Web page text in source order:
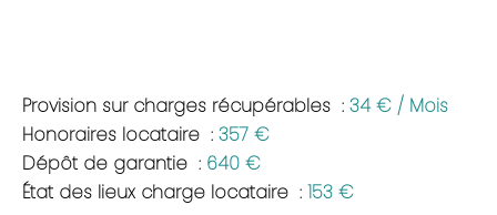
Provision sur charges récupérables
34 € / Mois
Honoraires locataire
357 €
Dépôt de garantie
640 €
État des lieux charge locataire
153 €